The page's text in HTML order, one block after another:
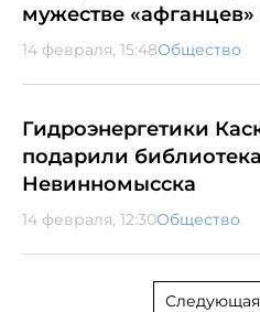
мужестве
14 февраля, 15:48Общество
Гидроэнергетики
подарили
Невинномысска
14 февраля, 12:30Общество
Следующая